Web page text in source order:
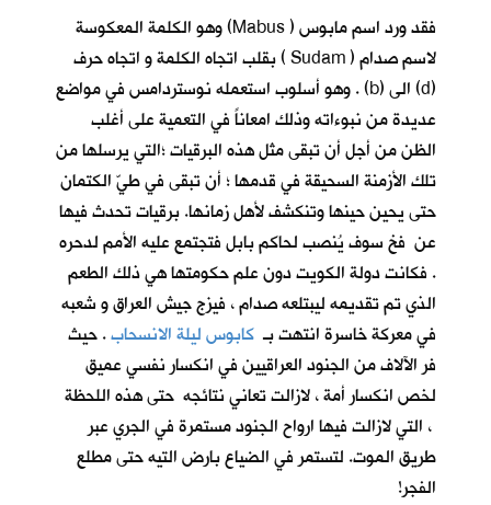
فقد ورد اسم مابوس ( Mabus) وهو الكلمة المعكوسة
لاسم صدام ( Sudam ) بقلب اتجاه الكلمة و اتجاه حرف
(d) الى (b) . وهو أسلوب استعمله نوستردامس في مواضع
عديدة من نبوءاته وذلك امعاناً في التعمية على أغلب
الظن من أجل أن تبقى مثل هذه البرقيات ؛التي يرسلها من
تلك الأزمنة السحيقة في قدمها ؛ أن تبقى في طيّ الكتمان
حتى يحين حينها وتنكشف لأهل زمانها. برقيات تحدث فيها
عن فخ سوف يُنصب لحاكم بابل فتجتمع عليه الأمم لدحره
. فكانت دولة الكويت دون علم حكومتها هي ذلك الطعم
الذي تم تقديمه ليبتلعه صدام ، فيزج جيش العراق و شعبه
في معركة خاسرة انتهت بـ كابوس ليلة الانسحاب. حيث
فر الآلاف من الجنود العراقيين في انكسار نفسي عميق
لخص انكسار أمة ، لازالت تعاني نتائجه حتى هذه اللحظة
، التي لازالت فيها ارواح الجنود مستمرة في الجري عبر
طريق الموت. لتستمر في الضياع بارض التيه حتى مطلع
الفجر!